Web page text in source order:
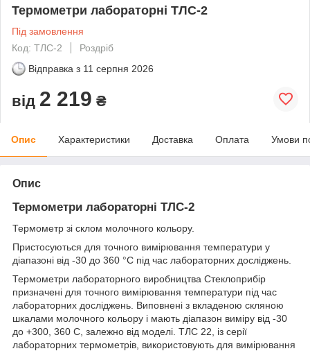
Термометри лабораторні ТЛС-2
Під замовлення
Код: ТЛС-2
Роздріб
Відправка з 11 серпня 2026
від 2 219 ₴
Опис Характеристики Доставка Оплата Умови
Опис
Термометри лабораторні ТЛС-2
Термометр зі склом молочного кольору.
Пристосуються для точного вимірювання температури у
діапазоні від -30 до 360 °С під час лабораторних досліджень.
Термометри лабораторного виробництва Стеклоприбір
призначені для точного вимірювання температури під час
лабораторних досліджень. Виповнені з вкладеною скляною
шкалами молочного кольору і мають діапазон виміру від -30
до +300, 360 С, залежно від моделі. ТЛС 22, із серії
лабораторних термометрів, використовують для вимірювання